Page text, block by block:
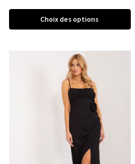
Choix des options